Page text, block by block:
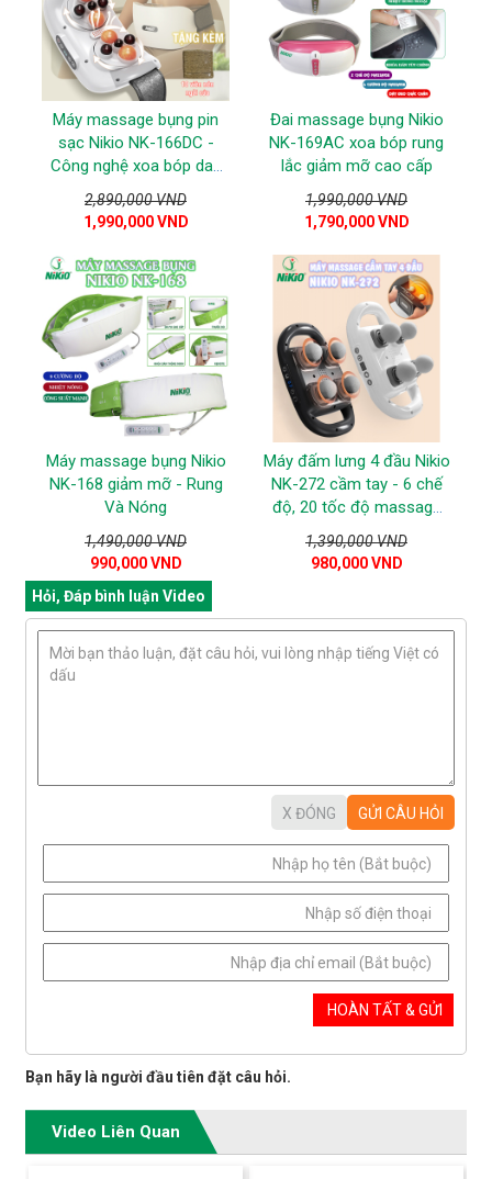
Máy massage bụng pin
sạc Nikio NK-166DC -
Công nghệ xoa bóp day
ấn mới kết hợp nhiệt nóng
và hồng ngoại
2,890,000 VND
1,990,000 VND
Đai massage bụng Nikio
NK-169AC xoa bóp rung
lắc giảm mỡ cao cấp
1,990,000 VND
1,790,000 VND
Máy massage bụng Nikio
NK-168 giảm mỡ - Rung
Và Nóng
1,490,000 VND
990,000 VND
Máy đấm lưng 4 đầu Nikio
NK-272 cầm tay - 6 chế
độ, 20 tốc độ massage
giúp giảm đau nhức mỏi,
giãn cơ toàn thân
1,390,000 VND
980,000 VND
Hỏi, Đáp bình luận Video
Bạn hãy là người đầu tiên đặt câu hỏi.
Video Liên Quan